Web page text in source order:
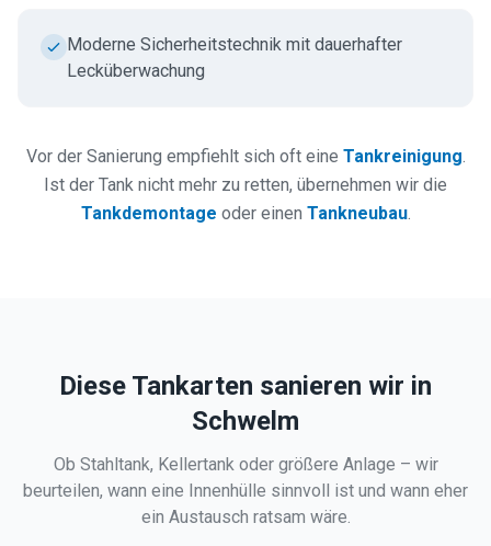
Moderne Sicherheitstechnik mit dauerhafter
Lecküberwachung
Vor der Sanierung empfiehlt sich oft eine Tankreinigung.
Ist der Tank nicht mehr zu retten, übernehmen wir die
Tankdemontage oder einen Tankneubau.
Diese Tankarten sanieren wir in
Schwelm
Ob Stahltank, Kellertank oder größere Anlage – wir
beurteilen, wann eine Innenhülle sinnvoll ist und wann eher
ein Austausch ratsam wäre.